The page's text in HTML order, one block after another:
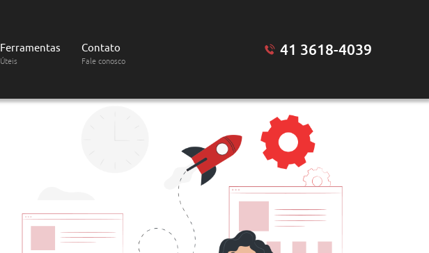
Ferramentas
Úteis
Contato
Fale conosco
41 3618-4039